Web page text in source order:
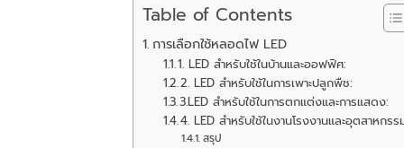
Table of Contents
การเลือกใช้หลอดไฟ LED
1. LED สำหรับใช้ในบ้านและออฟฟิศ:
2. LED สำหรับใช้ในการเพาะปลูกพืช:
3.LED สำหรับใช้ในการตกแต่งและการแสดง:
4. LED สำหรับใช้ในงานโรงงานและอุตสาหกรร
สรุป